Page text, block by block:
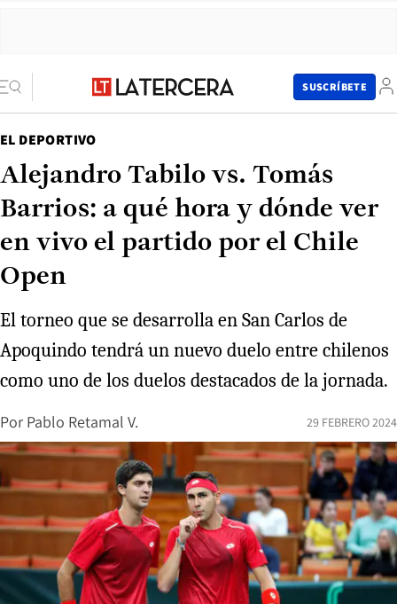
SUSCRÍBETE
EL DEPORTIVO
Alejandro Tabilo vs. Tomás
Barrios: a qué hora y dónde ver
en vivo el partido por el Chile
Open
El torneo que se desarrolla en San Carlos de
Apoquindo tendrá un nuevo duelo entre chilenos
como uno de los duelos destacados de la jornada.
Por Pablo Retamal V. 29 FEBRERO 2024